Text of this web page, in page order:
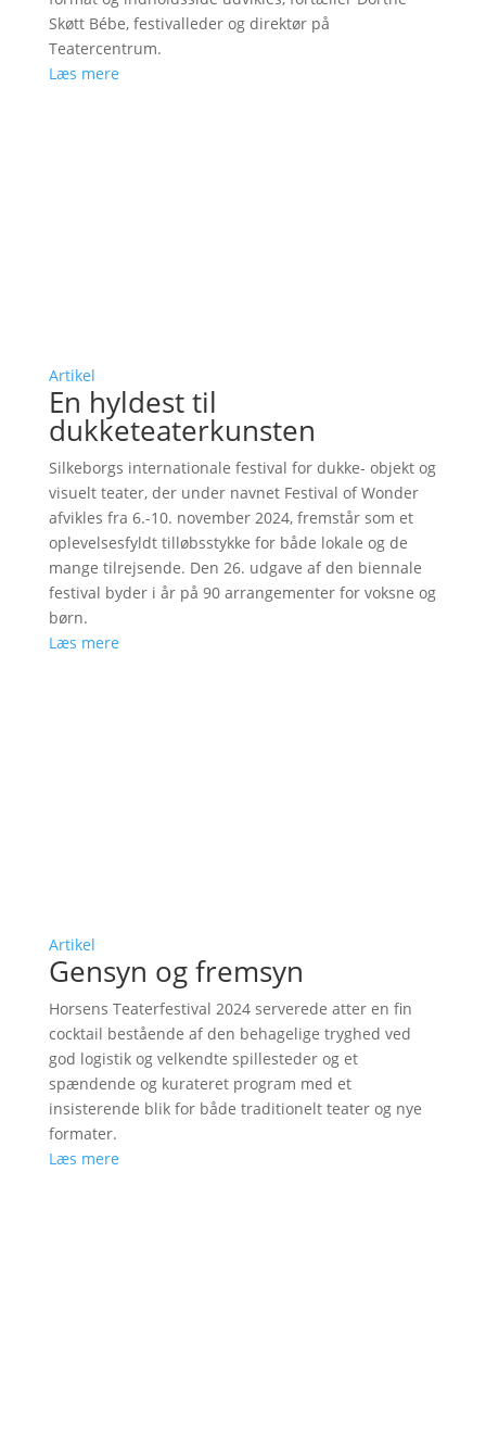
Skøtt Bébe, festivalleder og direktør på
Teatercentrum.
Læs mere
Artikel
En hyldest til
dukketeaterkunsten
Silkeborgs internationale festival for dukke- objekt og
visuelt teater, der under navnet Festival of Wonder
afvikles fra 6.-10. november 2024, fremstår som et
oplevelsesfyldt tilløbsstykke for både lokale og de
mange tilrejsende. Den 26. udgave af den biennale
festival byder i år på 90 arrangementer for voksne og
børn.
Læs mere
Artikel
Gensyn og fremsyn
Horsens Teaterfestival 2024 serverede atter en fin
cocktail bestående af den behagelige tryghed ved
god logistik og velkendte spillesteder og et
spændende og kurateret program med et
insisterende blik for både traditionelt teater og nye
formater.
Læs mere